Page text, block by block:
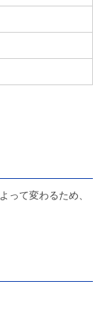
って変わるため、